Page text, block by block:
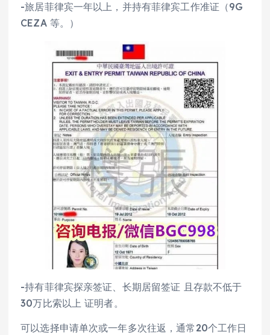
-旅居菲律宾一年以上，并持有菲律宾工作准证（9G
CEZA 等。）
-持有菲律宾探亲签证、长期居留签证 且存款不低于
30万比索以上 证明者。
可以选择申请单次或一年多次往返，通常20个工作日